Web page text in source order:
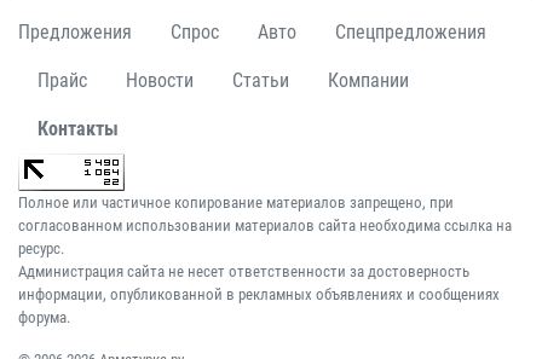
Предложения Спрос Авто Спецпредложения
Прайс Новости Статьи Компании
Контакты
Полное или частичное копирование материалов запрещено, при
согласованном использовании материалов сайта необходима ссылка на
ресурс.
Администрация сайта не несет ответственности за достоверность
информации, опубликованной в рекламных объявлениях и сообщениях
форума.